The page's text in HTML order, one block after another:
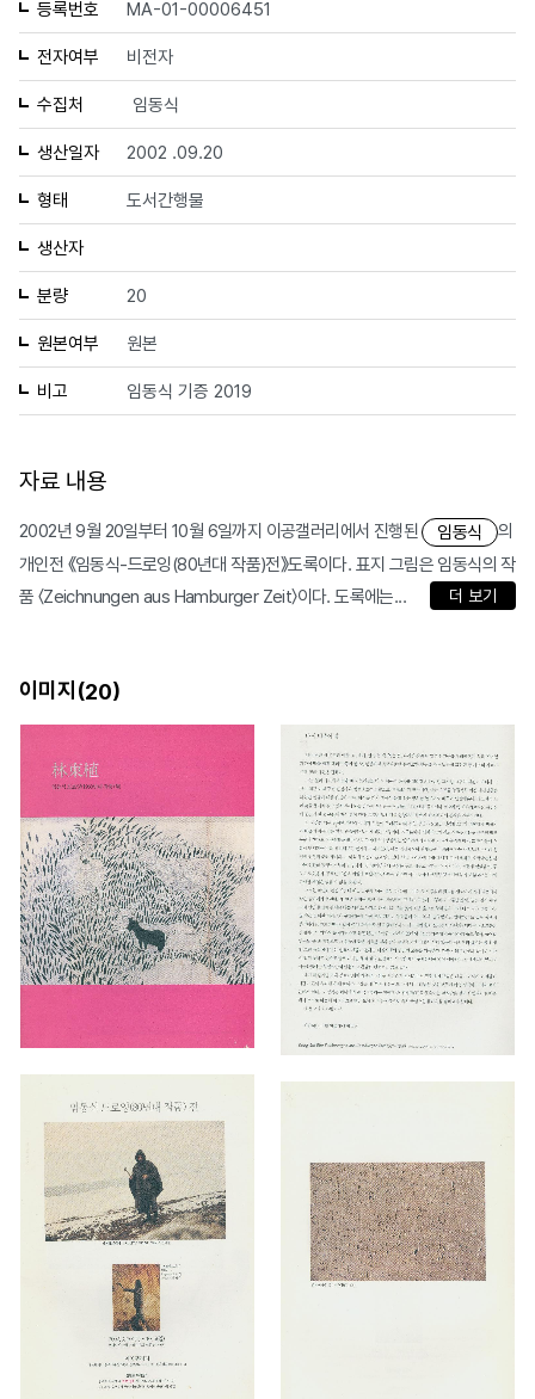
등록번호 MA-01-00006451
전자여부 비전자
수집처 임동식
생산일자 2002 .09.20
형태 도서간행물
생산자
분량 20
원본여부 원본
비고 임동식 기증 2019
자료 내용
2002년 9월 20일부터 10월 6일까지 이공갤러리에서 진행된 임동식
의
개인전 《임동식-드로잉(80년대 작품)전》도록이다. 표지 그림은 임동식의 작
품 〈Zeichnungen aus Hamburger Zeit〉이다. 도록에는...
더 보기
이미지(20)